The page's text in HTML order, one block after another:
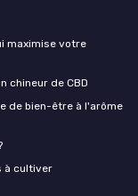
maximise votre
chineur de CBD
de bien-être à l'arôme
à cultiver